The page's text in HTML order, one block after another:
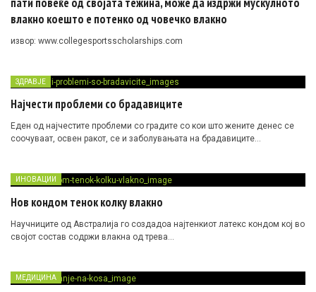
влакно коешто е потенко од човечко влакно
извор: www.collegesportsscholarships.com
ЗДРАВЈЕ
Најчести проблеми со брадавиците
Еден од најчестите проблеми со градите со кои што жените денес се
соочуваат, освен ракот, се и заболувањата на брадавиците…
ИНОВАЦИИ
Нов кондом тенок колку влакно
Научниците од Австралија го создадоа најтенкиот латекс кондом кој во
својот состав содржи влакна од трева…
МЕДИЦИНА